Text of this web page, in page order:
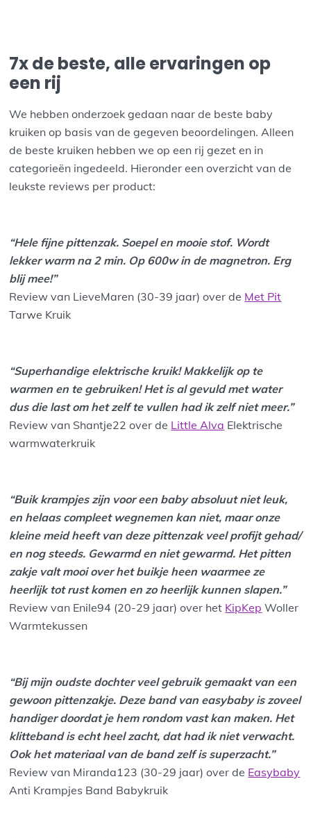
7x de beste, alle ervaringen op
een rij
We hebben onderzoek gedaan naar de beste baby
kruiken op basis van de gegeven beoordelingen. Alleen
de beste kruiken hebben we op een rij gezet en in
categorieën ingedeeld. Hieronder een overzicht van de
leukste reviews per product:
“Hele fijne pittenzak. Soepel en mooie stof. Wordt
lekker warm na 2 min. Op 600w in de magnetron. Erg
blij mee!”
Review van LieveMaren (30-39 jaar) over de Met Pit
Tarwe Kruik
“Superhandige elektrische kruik! Makkelijk op te
warmen en te gebruiken! Het is al gevuld met water
dus die last om het zelf te vullen had ik zelf niet meer.”
Review van Shantje22 over de Little Alva Elektrische
warmwaterkruik
“Buik krampjes zijn voor een baby absoluut niet leuk,
en helaas compleet wegnemen kan niet, maar onze
kleine meid heeft van deze pittenzak veel profijt gehad/
en nog steeds. Gewarmd en niet gewarmd. Het pitten
zakje valt mooi over het buikje heen waarmee ze
heerlijk tot rust komen en zo heerlijk kunnen slapen.”
Review van Enile94 (20-29 jaar) over het KipKep Woller
Warmtekussen
“Bij mijn oudste dochter veel gebruik gemaakt van een
gewoon pittenzakje. Deze band van easybaby is zoveel
handiger doordat je hem rondom vast kan maken. Het
klitteband is echt heel zacht, dat had ik niet verwacht.
Ook het materiaal van de band zelf is superzacht.”
Review van Miranda123 (30-29 jaar) over de Easybaby
Anti Krampjes Band Babykruik